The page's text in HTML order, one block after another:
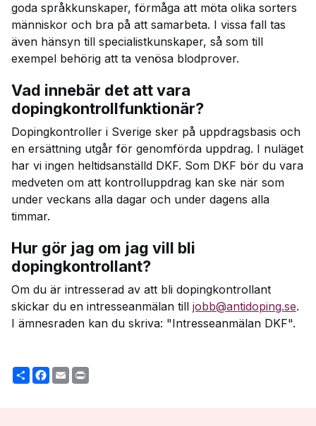
goda språkkunskaper, förmåga att möta olika sorters
människor och bra på att samarbeta. I vissa fall tas
även hänsyn till specialistkunskaper, så som till
exempel behörig att ta venösa blodprover.
Vad innebär det att vara
dopingkontrollfunktionär?
Dopingkontroller i Sverige sker på uppdragsbasis och
en ersättning utgår för genomförda uppdrag. I nuläget
har vi ingen heltidsanställd DKF. Som DKF bör du vara
medveten om att kontrolluppdrag kan ske när som
under veckans alla dagar och under dagens alla
timmar.
Hur gör jag om jag vill bli
dopingkontrollant?
Om du är intresserad av att bli dopingkontrollant
skickar du en intresseanmälan till jobb@antidoping.se.
I ämnesraden kan du skriva: "Intresseanmälan DKF".
ShareFacebook
Email